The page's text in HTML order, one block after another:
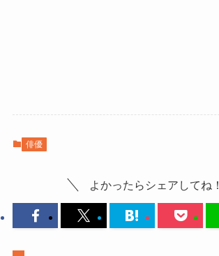
俳優
よかったらシェアしてね！